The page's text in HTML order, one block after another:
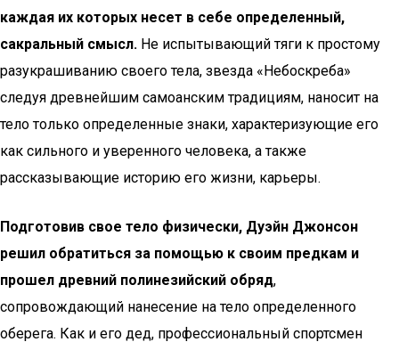
каждая их которых несет в себе определенный,
сакральный смысл. Не испытывающий тяги к простому
разукрашиванию своего тела, звезда «Небоскреба»
следуя древнейшим самоанским традициям, наносит на
тело только определенные знаки, характеризующие его
как сильного и уверенного человека, а также
рассказывающие историю его жизни, карьеры.
Подготовив свое тело физически, Дуэйн Джонсон
решил обратиться за помощью к своим предкам и
прошел древний полинезийский обряд,
сопровождающий нанесение на тело определенного
оберега. Как и его дед, профессиональный спортсмен